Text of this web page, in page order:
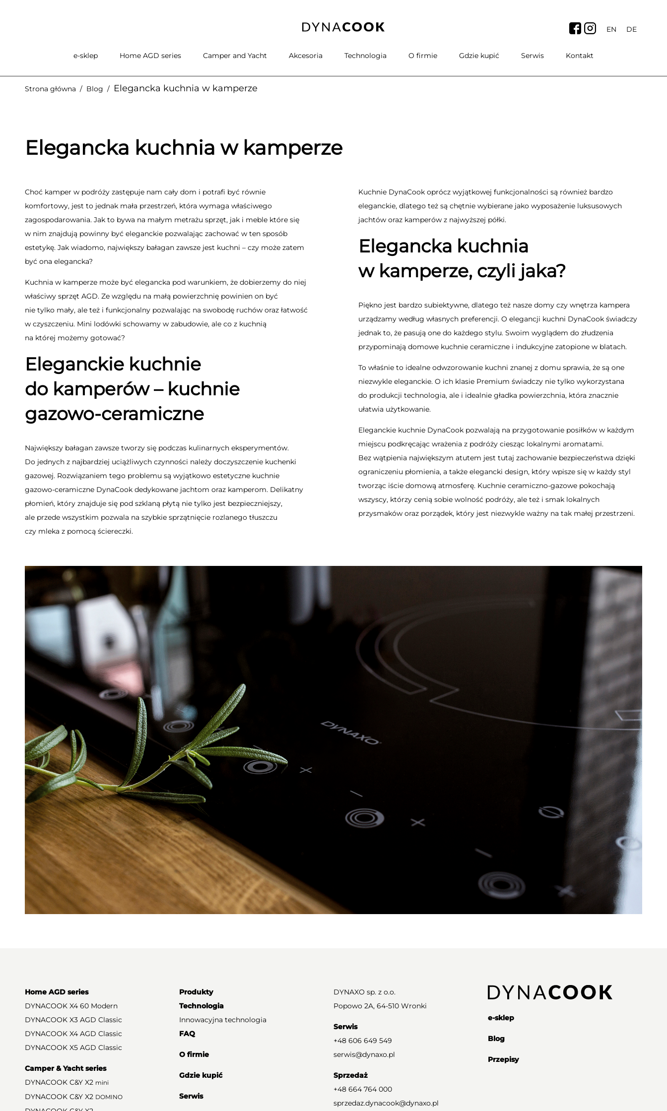
e-sklep Home AGD series Camper and Yacht Akcesoria Technologia O firmie Gdzie kupić Serwis Kontakt
EN DE
Strona główna / Blog / Elegancka kuchnia w kamperze
Elegancka kuchnia w kamperze
Choć kamper w podróży zastępuje nam cały dom i potrafi być równie
komfortowy, jest to jednak mała przestrzeń, która wymaga właściwego
zagospodarowania. Jak to bywa na małym metrażu sprzęt, jak i meble które się
w nim znajdują powinny być eleganckie pozwalając zachować w ten sposób
estetykę. Jak wiadomo, największy bałagan zawsze jest kuchni – czy może zatem
być ona elegancka?
Kuchnia w kamperze może być elegancka pod warunkiem, że dobierzemy do niej
właściwy sprzęt AGD. Ze względu na małą powierzchnię powinien on być
nie tylko mały, ale też i funkcjonalny pozwalając na swobodę ruchów oraz łatwość
w czyszczeniu. Mini lodówki schowamy w zabudowie, ale co z kuchnią
na której możemy gotować?
Eleganckie kuchnie
do kamperów – kuchnie
gazowo-ceramiczne
Największy bałagan zawsze tworzy się podczas kulinarnych eksperymentów.
Do jednych z najbardziej uciążliwych czynności należy doczyszczenie kuchenki
gazowej. Rozwiązaniem tego problemu są wyjątkowo estetyczne kuchnie
gazowo-ceramiczne DynaCook dedykowane jachtom oraz kamperom. Delikatny
płomień, który znajduje się pod szklaną płytą nie tylko jest bezpieczniejszy,
ale przede wszystkim pozwala na szybkie sprzątnięcie rozlanego tłuszczu
czy mleka z pomocą ściereczki.
Kuchnie DynaCook oprócz wyjątkowej funkcjonalności są również bardzo
eleganckie, dlatego też są chętnie wybierane jako wyposażenie luksusowych
jachtów oraz kamperów z najwyższej półki.
Elegancka kuchnia
w kamperze, czyli jaka?
Piękno jest bardzo subiektywne, dlatego też nasze domy czy wnętrza kampera
urządzamy według własnych preferencji. O elegancji kuchni DynaCook świadczy
jednak to, że pasują one do każdego stylu. Swoim wyglądem do złudzenia
przypominają domowe kuchnie ceramiczne i indukcyjne zatopione w blatach.
To właśnie to idealne odwzorowanie kuchni znanej z domu sprawia, że są one
niezwykle eleganckie. O ich klasie Premium świadczy nie tylko wykorzystana
do produkcji technologia, ale i idealnie gładka powierzchnia, która znacznie
ułatwia użytkowanie.
Eleganckie kuchnie DynaCook pozwalają na przygotowanie posiłków w każdym
miejscu podkręcając wrażenia z podróży ciesząc lokalnymi aromatami.
Bez wątpienia największym atutem jest tutaj zachowanie bezpieczeństwa dzięki
ograniczeniu płomienia, a także elegancki design, który wpisze się w każdy styl
tworząc iście domową atmosferę. Kuchnie ceramiczno-gazowe pokochają
wszyscy, którzy cenią sobie wolność podróży, ale też i smak lokalnych
przysmaków oraz porządek, który jest niezwykle ważny na tak małej przestrzeni.
Home AGD series
DYNACOOK X4 60 Modern
DYNACOOK X3 AGD Classic
DYNACOOK X4 AGD Classic
DYNACOOK X5 AGD Classic
Camper & Yacht series
DYNACOOK C&Y X2 mini
DYNACOOK C&Y X2 DOMINO
Produkty
Technologia
Innowacyjna technologia
FAQ
O firmie
Gdzie kupić
Serwis
DYNAXO sp. z o.o.
Popowo 2A, 64-510 Wronki
Serwis
+48 606 649 549
serwis@dynaxo.pl
Sprzedaż
+48 664 764 000
sprzedaz.dynacook@dynaxo.pl
e-sklep
Blog
Przepisy